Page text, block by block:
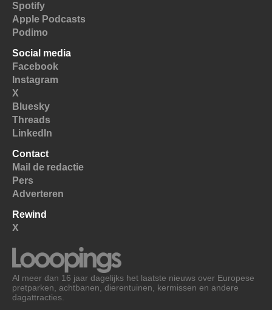
Spotify
Apple Podcasts
Podimo
Social media
Facebook
Instagram
X
Bluesky
Threads
LinkedIn
Contact
Mail de redactie
Pers
Adverteren
Rewind
X
Al meer dan 16 jaar dagelijks het laatste nieuws over Europese
pretparken, achtbanen, dierentuinen, kermissen en andere
dagattracties.